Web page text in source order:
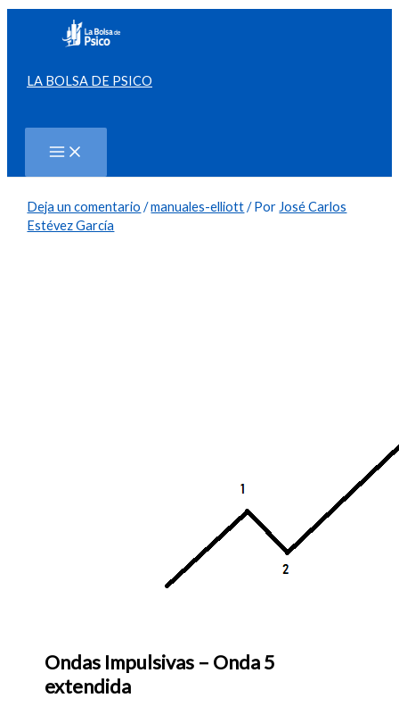
contenido
LA BOLSA DE PSICO
Deja un comentario /manuales-elliott/ Por José Carlos
Estévez García
Ondas Impulsivas – Onda 5
extendida